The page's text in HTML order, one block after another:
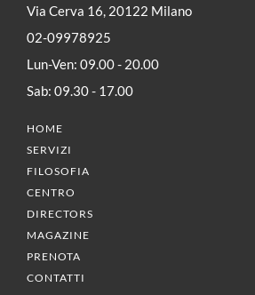
Via Cerva 16, 20122 Milano
02-09978925
Lun-Ven: 09.00 - 20.00
Sab: 09.30 - 17.00
HOME
SERVIZI
FILOSOFIA
CENTRO
DIRECTORS
MAGAZINE
PRENOTA
CONTATTI